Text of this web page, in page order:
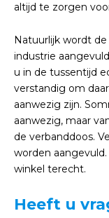
altijd te zorgen
Natuurlijk wordt
industrie
u in de tussentijd
verstandig om
aanwezig zijn.
aanwezig, maar
de verbanddoos.
worden
winkel terecht.
Heeft u